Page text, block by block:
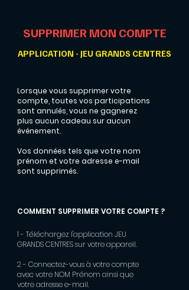
SUPPRIMER MON COMPTE
APPLICATION - JEU GRANDS CENTRES
Lorsque vous supprimer votre
compte, toutes vos participations
sont annulés, vous ne gagnerez
plus aucun cadeau sur aucun
événement.
Vos données tels que votre nom
prénom et votre adresse e-mail
sont supprimés.
COMMENT SUPPRIMER VOTRE COMPTE ?
1 - Téléchargez l'application JEU
GRANDS CENTRESsur votre appareil.
2 - Connectez-vous à votre compte
avec votre NOM Prénom ainsi que
votre adresse e-mail.